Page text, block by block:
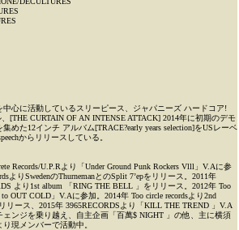
中心に活動しているスリーピース、ジャパニーズ ハードコア!
[THE CURTAIN OF AN INTENSE ATTACK] 2014年に初期のデモ
めた12インチ アルバム[TRACE?early years selection]をUSレーベ
からリリースしている。
Records/U.P.Rより「Under Ground Punk Rockers Vlll」V.Aに参
よりSwedenのThurnemanとのSplit 7’epをリリース。2011年
より1st album 「RING THE BELL 」をリリース。2012年 Too
OUT COLD」V.Aに参加。2014年 Too circle recordsより2nd
リース、2015年 3965RECORDSより「KILL THE TREND 」V.A
ェンジを乗り越え、自主企画「百萬$ NIGHT 」の他、主に横須
現メンバーで活動中。